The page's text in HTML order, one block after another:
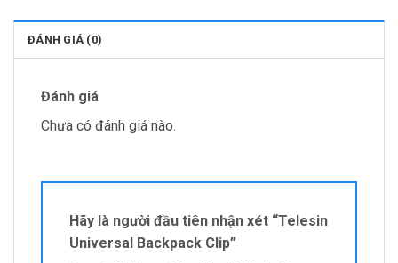
ĐÁNH GIÁ (0)
Đánh giá
Chưa có đánh giá nào.
Hãy là người đầu tiên nhận xét “Telesin
Universal Backpack Clip”